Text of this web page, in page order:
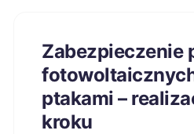
Zabezpieczenie
ptakami –
kroku